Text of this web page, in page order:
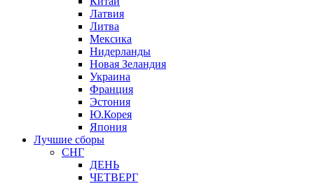
Латвия
Литва
Мексика
Нидерланды
Новая Зеландия
Украина
Франция
Эстония
Ю.Корея
Япония
Лучшие сборы
СНГ
ДЕНЬ
ЧЕТВЕРГ